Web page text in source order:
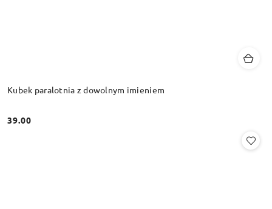
Kubek paralotnia z dowolnym imieniem
Cena:
39.00